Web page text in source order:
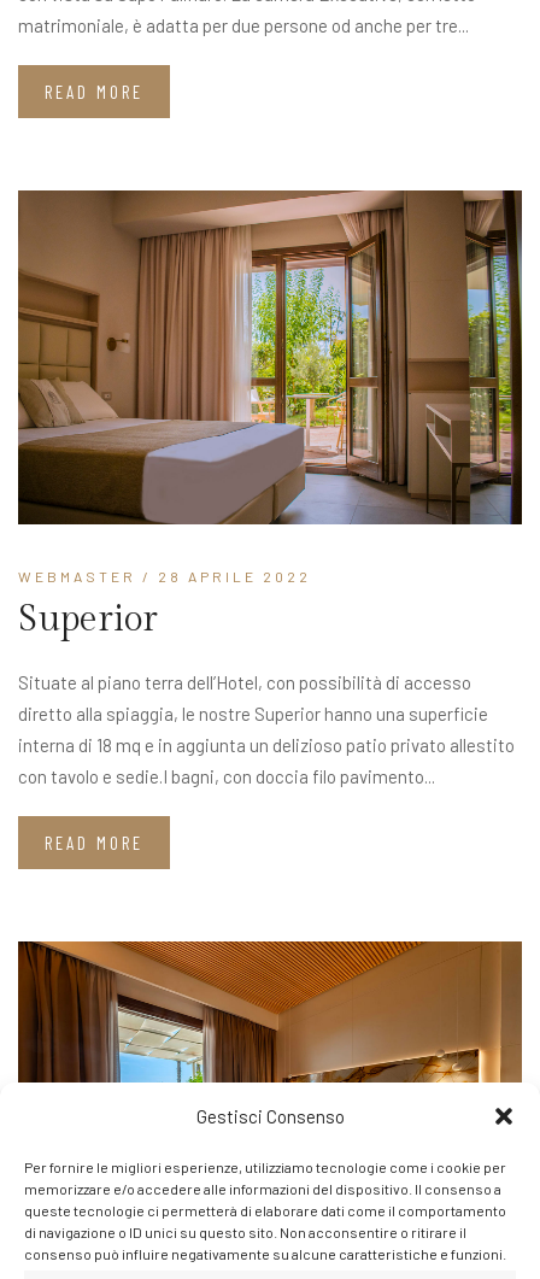
Gestisci Consenso
Per fornire le migliori esperienze, utilizziamo tecnologie come i cookie per
memorizzare e/o accedere alle informazioni del dispositivo. Il consenso a
queste tecnologie ci permetterà di elaborare dati come il comportamento
di navigazione o ID unici su questo sito. Non acconsentire o ritirare il
consenso può influire negativamente su alcune caratteristiche e funzioni.
matrimoniale, è adatta per due persone od anche per tre...
READ MORE
WEBMASTER / 28 APRILE 2022
Superior
Situate al piano terra dell’Hotel, con possibilità di accesso
diretto alla spiaggia, le nostre Superior hanno una superficie
interna di 18 mq e in aggiunta un delizioso patio privato allestito
con tavolo e sedie.I bagni, con doccia filo pavimento...
READ MORE